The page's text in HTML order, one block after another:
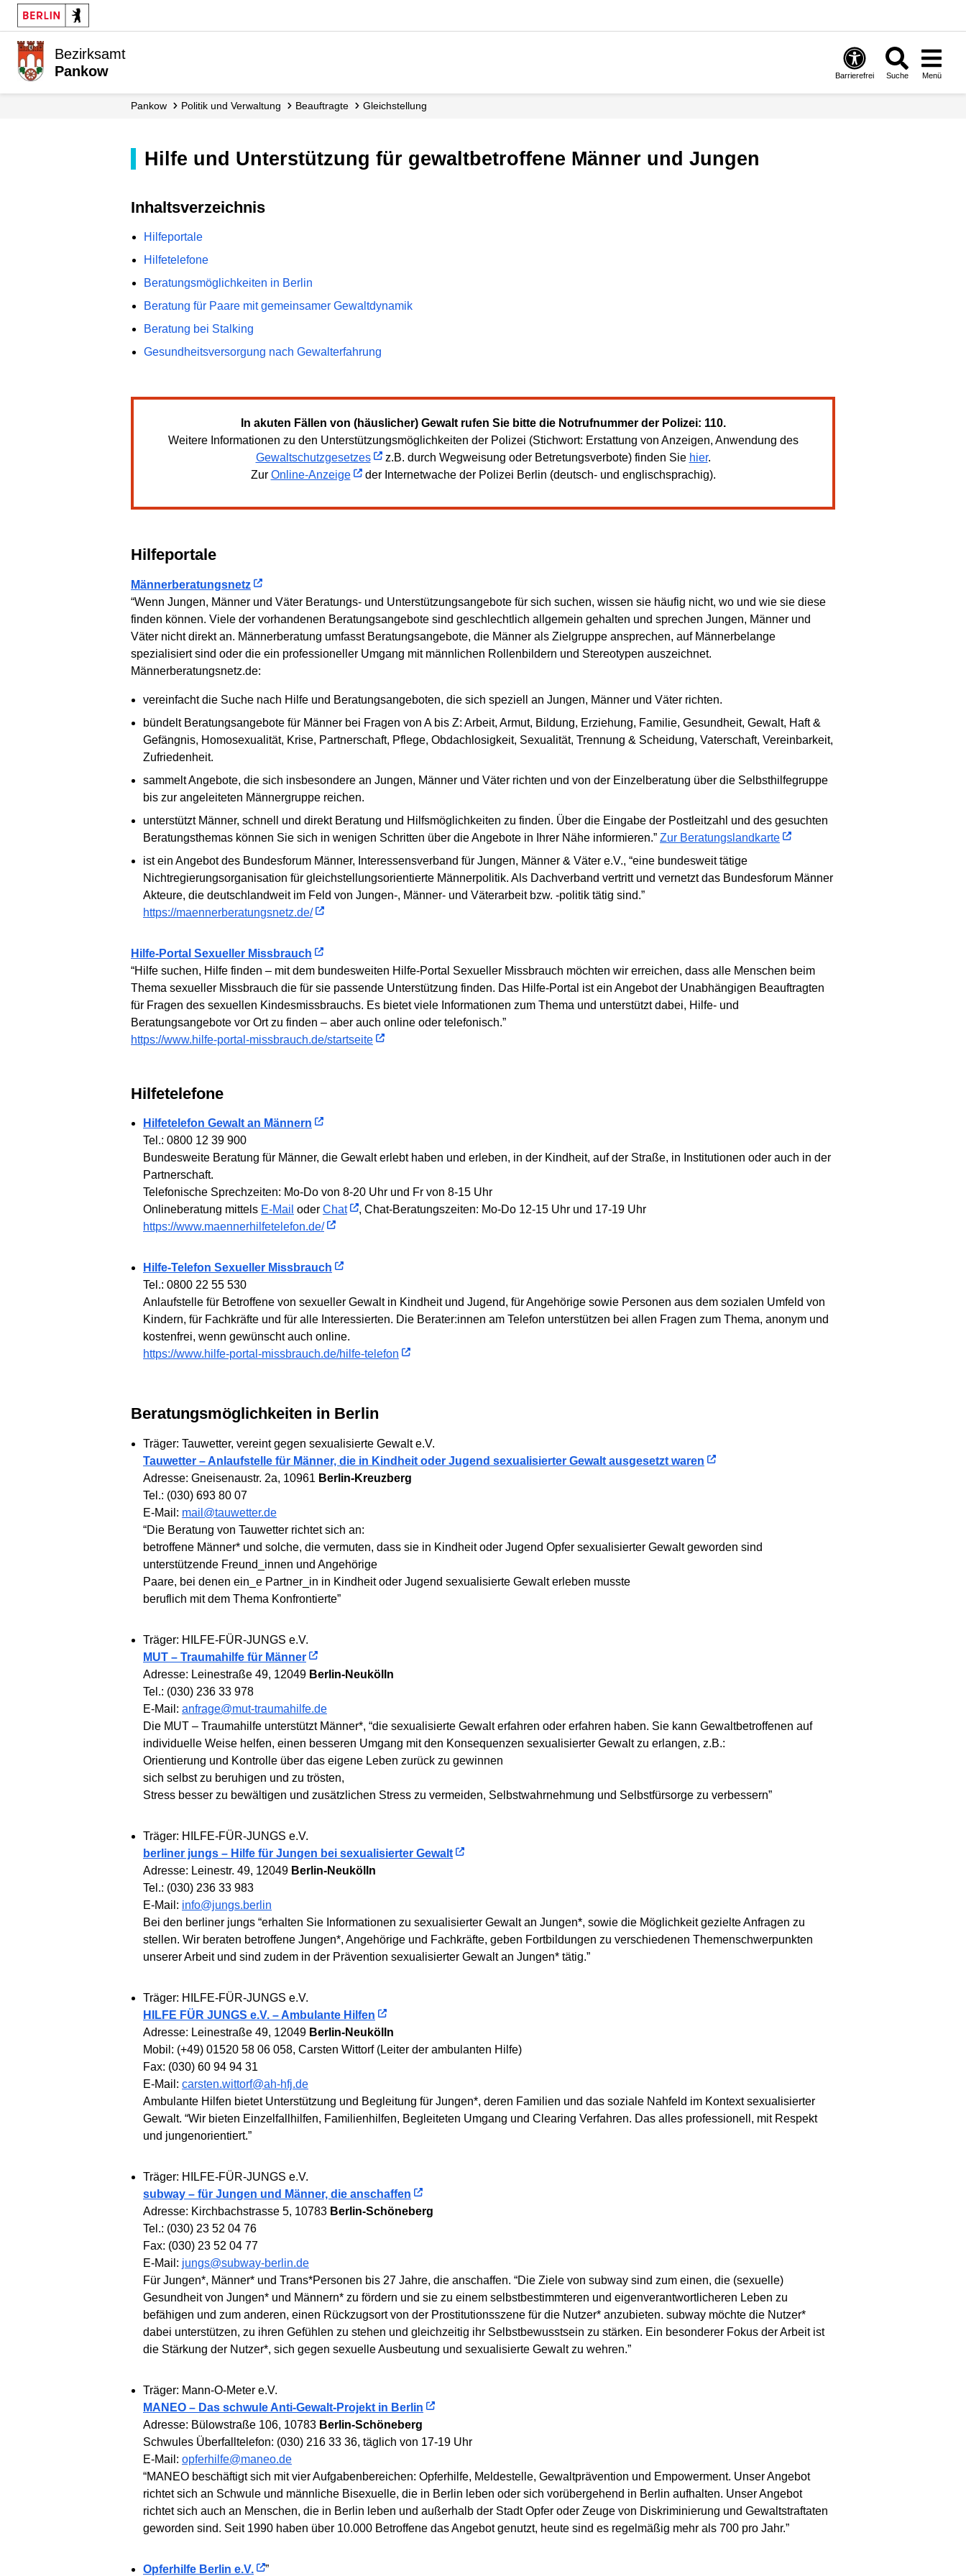
Bezirksamt
Pankow
Barrierefrei Suche Menü
Pankow Politik und Verwaltung Beauftragte Gleichstellung
Hilfe und Unterstützung für gewaltbetroffene Männer und Jungen
Inhaltsverzeichnis
Hilfeportale
Hilfetelefone
Beratungsmöglichkeiten in Berlin
Beratung für Paare mit gemeinsamer Gewaltdynamik
Beratung bei Stalking
Gesundheitsversorgung nach Gewalterfahrung
In akuten Fällen von (häuslicher) Gewalt rufen Sie bitte die Notrufnummer der Polizei: 110.
Weitere Informationen zu den Unterstützungsmöglichkeiten der Polizei (Stichwort: Erstattung von Anzeigen, Anwendung des
Gewaltschutzgesetzes
z.B. durch Wegweisung oder Betretungsverbote) finden Sie hier.
Zur Online-Anzeige der Internetwache der Polizei Berlin (deutsch- und englischsprachig).
Hilfeportale
Männerberatungsnetz
“Wenn Jungen, Männer und Väter Beratungs- und Unterstützungsangebote für sich suchen, wissen sie häufig nicht, wo und wie sie diese
finden können. Viele der vorhandenen Beratungsangebote sind geschlechtlich allgemein gehalten und sprechen Jungen, Männer und
Väter nicht direkt an. Männerberatung umfasst Beratungsangebote, die Männer als Zielgruppe ansprechen, auf Männerbelange
spezialisiert sind oder die ein professioneller Umgang mit männlichen Rollenbildern und Stereotypen auszeichnet.
Männerberatungsnetz.de:
vereinfacht die Suche nach Hilfe und Beratungsangeboten, die sich speziell an Jungen, Männer und Väter richten.
bündelt Beratungsangebote für Männer bei Fragen von A bis Z: Arbeit, Armut, Bildung, Erziehung, Familie, Gesundheit, Gewalt, Haft &
Gefängnis, Homosexualität, Krise, Partnerschaft, Pflege, Obdachlosigkeit, Sexualität, Trennung & Scheidung, Vaterschaft, Vereinbarkeit,
Zufriedenheit.
sammelt Angebote, die sich insbesondere an Jungen, Männer und Väter richten und von der Einzelberatung über die Selbsthilfegruppe
bis zur angeleiteten Männergruppe reichen.
unterstützt Männer, schnell und direkt Beratung und Hilfsmöglichkeiten zu finden. Über die Eingabe der Postleitzahl und des gesuchten
Beratungsthemas können Sie sich in wenigen Schritten über die Angebote in Ihrer Nähe informieren.” Zur Beratungslandkarte
ist ein Angebot des Bundesforum Männer, Interessensverband für Jungen, Männer & Väter e.V., “eine bundesweit tätige
Nichtregierungsorganisation für gleichstellungsorientierte Männerpolitik. Als Dachverband vertritt und vernetzt das Bundesforum Männer
Akteure, die deutschlandweit im Feld von Jungen-, Männer- und Väterarbeit bzw. -politik tätig sind.”
https://maennerberatungsnetz.de/
Hilfe-Portal Sexueller Missbrauch
“Hilfe suchen, Hilfe finden – mit dem bundesweiten Hilfe-Portal Sexueller Missbrauch möchten wir erreichen, dass alle Menschen beim
Thema sexueller Missbrauch die für sie passende Unterstützung finden. Das Hilfe-Portal ist ein Angebot der Unabhängigen Beauftragten
für Fragen des sexuellen Kindesmissbrauchs. Es bietet viele Informationen zum Thema und unterstützt dabei, Hilfe- und
Beratungsangebote vor Ort zu finden – aber auch online oder telefonisch.”
https://www.hilfe-portal-missbrauch.de/startseite
Hilfetelefone
Hilfetelefon Gewalt an Männern
Tel.: 0800 12 39 900
Bundesweite Beratung für Männer, die Gewalt erlebt haben und erleben, in der Kindheit, auf der Straße, in Institutionen oder auch in der
Partnerschaft.
Telefonische Sprechzeiten: Mo-Do von 8-20 Uhr und Fr von 8-15 Uhr
Onlineberatung mittels E-Mail oder Chat
, Chat-Beratungszeiten: Mo-Do 12-15 Uhr und 17-19 Uhr
https://www.maennerhilfetelefon.de/
Hilfe-Telefon Sexueller Missbrauch
Tel.: 0800 22 55 530
Anlaufstelle für Betroffene von sexueller Gewalt in Kindheit und Jugend, für Angehörige sowie Personen aus dem sozialen Umfeld von
Kindern, für Fachkräfte und für alle Interessierten. Die Berater:innen am Telefon unterstützen bei allen Fragen zum Thema, anonym und
kostenfrei, wenn gewünscht auch online.
https://www.hilfe-portal-missbrauch.de/hilfe-telefon
Beratungsmöglichkeiten in Berlin
Träger: Tauwetter, vereint gegen sexualisierte Gewalt e.V.
Tauwetter – Anlaufstelle für Männer, die in Kindheit oder Jugend sexualisierter Gewalt ausgesetzt waren
Adresse: Gneisenaustr. 2a, 10961 Berlin-Kreuzberg
Tel.: (030) 693 80 07
E-Mail: mail@tauwetter.de
“Die Beratung von Tauwetter richtet sich an:
betroffene Männer* und solche, die vermuten, dass sie in Kindheit oder Jugend Opfer sexualisierter Gewalt geworden sind
unterstützende Freund_innen und Angehörige
Paare, bei denen ein_e Partner_in in Kindheit oder Jugend sexualisierte Gewalt erleben musste
beruflich mit dem Thema Konfrontierte”
Träger: HILFE-FÜR-JUNGS e.V.
MUT – Traumahilfe für Männer
Adresse: Leinestraße 49, 12049 Berlin-Neukölln
Tel.: (030) 236 33 978
E-Mail: anfrage@mut-traumahilfe.de
Die MUT – Traumahilfe unterstützt Männer*, “die sexualisierte Gewalt erfahren oder erfahren haben. Sie kann Gewaltbetroffenen auf
individuelle Weise helfen, einen besseren Umgang mit den Konsequenzen sexualisierter Gewalt zu erlangen, z.B.:
Orientierung und Kontrolle über das eigene Leben zurück zu gewinnen
sich selbst zu beruhigen und zu trösten,
Stress besser zu bewältigen und zusätzlichen Stress zu vermeiden, Selbstwahrnehmung und Selbstfürsorge zu verbessern”
Träger: HILFE-FÜR-JUNGS e.V.
berliner jungs – Hilfe für Jungen bei sexualisierter Gewalt
Adresse: Leinestr. 49, 12049 Berlin-Neukölln
Tel.: (030) 236 33 983
E-Mail: info@jungs.berlin
Bei den berliner jungs “erhalten Sie Informationen zu sexualisierter Gewalt an Jungen*, sowie die Möglichkeit gezielte Anfragen zu
stellen. Wir beraten betroffene Jungen*, Angehörige und Fachkräfte, geben Fortbildungen zu verschiedenen Themenschwerpunkten
unserer Arbeit und sind zudem in der Prävention sexualisierter Gewalt an Jungen* tätig.”
Träger: HILFE-FÜR-JUNGS e.V.
HILFE FÜR JUNGS e.V. – Ambulante Hilfen
Adresse: Leinestraße 49, 12049 Berlin-Neukölln
Mobil: (+49) 01520 58 06 058, Carsten Wittorf (Leiter der ambulanten Hilfe)
Fax: (030) 60 94 94 31
E-Mail: carsten.wittorf@ah-hfj.de
Ambulante Hilfen bietet Unterstützung und Begleitung für Jungen*, deren Familien und das soziale Nahfeld im Kontext sexualisierter
Gewalt. “Wir bieten Einzelfallhilfen, Familienhilfen, Begleiteten Umgang und Clearing Verfahren. Das alles professionell, mit Respekt
und jungenorientiert.”
Träger: HILFE-FÜR-JUNGS e.V.
subway – für Jungen und Männer, die anschaffen
Adresse: Kirchbachstrasse 5, 10783 Berlin-Schöneberg
Tel.: (030) 23 52 04 76
Fax: (030) 23 52 04 77
E-Mail: jungs@subway-berlin.de
Für Jungen*, Männer* und Trans*Personen bis 27 Jahre, die anschaffen. “Die Ziele von subway sind zum einen, die (sexuelle)
Gesundheit von Jungen* und Männern* zu fördern und sie zu einem selbstbestimmteren und eigenverantwortlicheren Leben zu
befähigen und zum anderen, einen Rückzugsort von der Prostitutionsszene für die Nutzer* anzubieten. subway möchte die Nutzer*
dabei unterstützen, zu ihren Gefühlen zu stehen und gleichzeitig ihr Selbstbewusstsein zu stärken. Ein besonderer Fokus der Arbeit ist
die Stärkung der Nutzer*, sich gegen sexuelle Ausbeutung und sexualisierte Gewalt zu wehren.”
Träger: Mann-O-Meter e.V.
MANEO – Das schwule Anti-Gewalt-Projekt in Berlin
Adresse: Bülowstraße 106, 10783 Berlin-Schöneberg
Schwules Überfalltelefon: (030) 216 33 36, täglich von 17-19 Uhr
E-Mail: opferhilfe@maneo.de
“MANEO beschäftigt sich mit vier Aufgabenbereichen: Opferhilfe, Meldestelle, Gewaltprävention und Empowerment. Unser Angebot
richtet sich an Schwule und männliche Bisexuelle, die in Berlin leben oder sich vorübergehend in Berlin aufhalten. Unser Angebot
richtet sich auch an Menschen, die in Berlin leben und außerhalb der Stadt Opfer oder Zeuge von Diskriminierung und Gewaltstraftaten
geworden sind. Seit 1990 haben über 10.000 Betroffene das Angebot genutzt, heute sind es regelmäßig mehr als 700 pro Jahr.”
Opferhilfe Berlin e.V. ”